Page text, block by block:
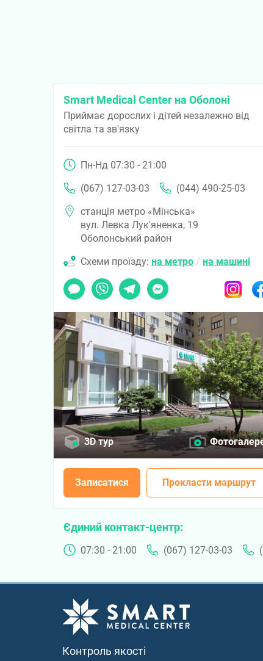
Smart Medical Center на Оболоні
Приймає дорослих і дітей незалежно від
світла та зв'язку
Пн-Нд 07:30 - 21:00
(067) 127-03-03
(044) 490-25-03
станція метро «Мінська»
вул. Левка Лук'яненка, 19
Оболонський район
Схеми проїзду: на метро / на машині
Чат Viber TelegramMessenger Instagram
3D тур
Записатися Прокласти маршрут
Єдиний контакт-центр
07:30 - 21:00 (067) 127-03-03
Контроль якості